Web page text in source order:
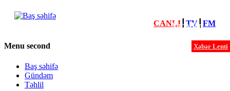
Xəbərlər
Xəbər Lenti
CANLI┃ TV┃ FM
Menu second
Baş səhifə
Gündəm
Təhlil